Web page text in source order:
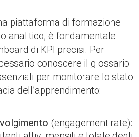
piattaforma di formazione
analitico, è fondamentale
di KPI precisi. Per
conoscere il glossario
per monitorare lo stato
dell’apprendimento:
(engagement rate):